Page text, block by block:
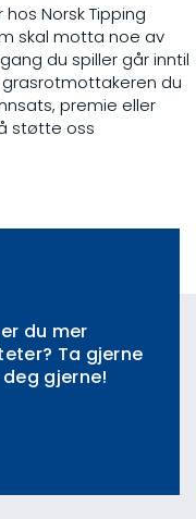
Norsk Tipping
skal motta noe av
du spiller går inntil
du
premie eller
støtte oss
du mer
Ta gjerne
gjerne!